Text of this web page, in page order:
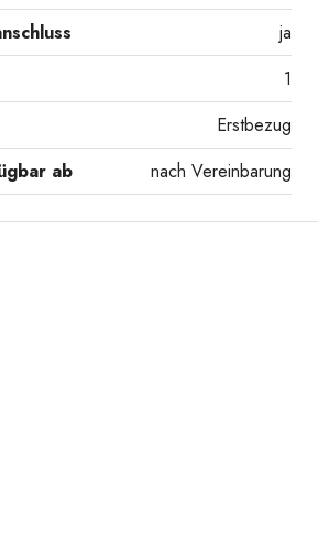
ja
1
Erstbezug
ab
nach Vereinbarung